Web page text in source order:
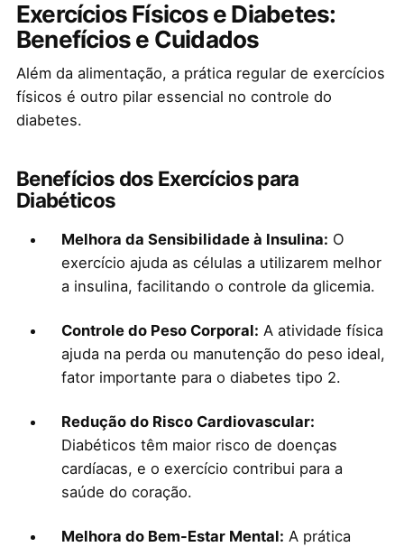
Exercícios Físicos e Diabetes:
Benefícios e Cuidados
Além da alimentação, a prática regular de exercícios
físicos é outro pilar essencial no controle do
diabetes.
Benefícios dos Exercícios para
Diabéticos
Melhora da Sensibilidade à Insulina: O
exercício ajuda as células a utilizarem melhor
a insulina, facilitando o controle da glicemia.
Controle do Peso Corporal: A atividade física
ajuda na perda ou manutenção do peso ideal,
fator importante para o diabetes tipo 2.
Redução do Risco Cardiovascular:
Diabéticos têm maior risco de doenças
cardíacas, e o exercício contribui para a
saúde do coração.
Melhora do Bem-Estar Mental: A prática